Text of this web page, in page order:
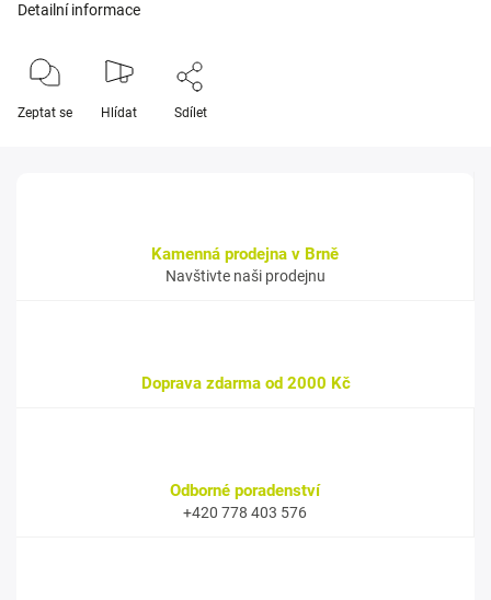
Detailní informace
Zeptat se Hlídat Sdílet
Kamenná prodejna v Brně
Navštivte naši prodejnu
Doprava zdarma od 2000 Kč
Odborné poradenství
+420 778 403 576